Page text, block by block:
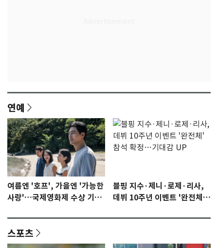
연예
여름엔 '호프', 가을엔 '가능한
사랑'…국제영화제 수상 기대
블핑 지수·제니·로제·리사,
데뷔 10주년 이벤트 '완전체'
스포츠